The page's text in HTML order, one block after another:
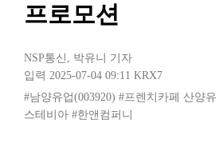
프로모션
NSP통신 , 박유니 기자
입력 2025-07-04 09:11 KRX7
#남양유업(003920) #프렌치카페 산양유
스테비아 #한앤컴퍼니